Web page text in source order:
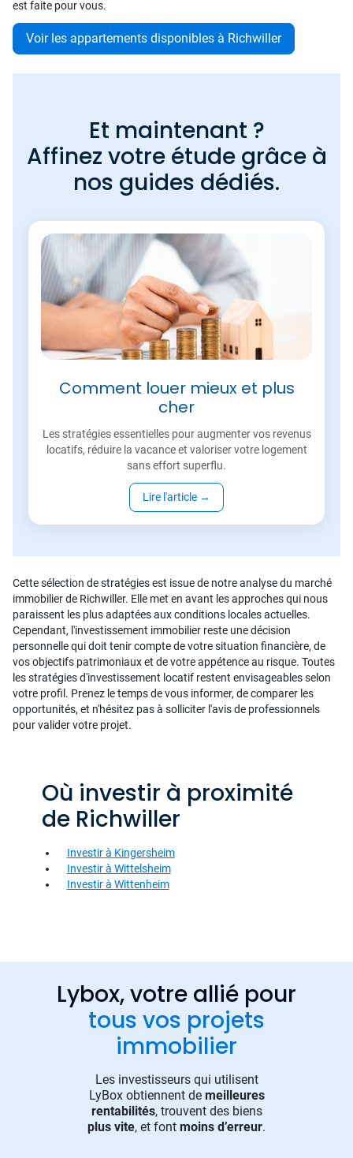
est faite pour vous.
Voir les appartements disponibles à Richwiller
Et maintenant ?
Affinez votre étude grâce à
nos guides dédiés.
Comment louer mieux et plus
cher
Les stratégies essentielles pour augmenter vos revenus
locatifs, réduire la vacance et valoriser votre logement
sans effort superflu.
Lire l'article →
Cette sélection de stratégies est issue de notre analyse du marché
immobilier de Richwiller. Elle met en avant les approches qui nous
paraissent les plus adaptées aux conditions locales actuelles.
Cependant, l'investissement immobilier reste une décision
personnelle qui doit tenir compte de votre situation financière, de
vos objectifs patrimoniaux et de votre appétence au risque. Toutes
les stratégies d'investissement locatif restent envisageables selon
votre profil. Prenez le temps de vous informer, de comparer les
opportunités, et n'hésitez pas à solliciter l'avis de professionnels
pour valider votre projet.
Où investir à proximité
de Richwiller
Investir à Kingersheim
Investir à Wittelsheim
Investir à Wittenheim
Lybox, votre allié pour
tous vos projets
immobilier
Les investisseurs qui utilisent
LyBox obtiennent de meilleures
rentabilités, trouvent des biens
plus vite, et font moins d’erreur.